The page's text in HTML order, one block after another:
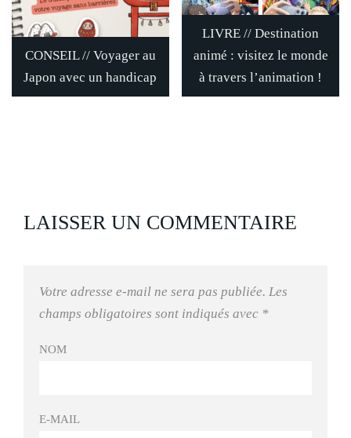
CONSEIL // Voyager au
Japon avec un handicap
LIVRE // Destination
animé : visitez le monde
à travers l’animation !
LAISSER UN COMMENTAIRE
Votre adresse e-mail ne sera pas publiée. Les
champs obligatoires sont indiqués avec *
NOM
E-MAIL